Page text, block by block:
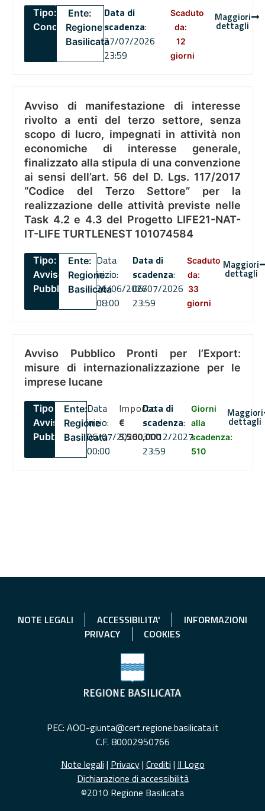
Tipo:
Concorsi
Ente:
Regione
Basilicata
Data di
scadenza:
27/07/2026
23:59
Scaduto
da:
12
giorni
Maggiori
dettagli
Avviso di manifestazione di interesse
rivolto a enti del terzo settore, senza
scopo di lucro, impegnati in attività non
economiche di interesse generale,
finalizzato alla stipula di una convenzione
ai sensi dell’art. 56 del D. Lgs. 117/2017
“Codice del Terzo Settore” per la
realizzazione delle attività previste nelle
Task 4.2 e 4.3 del Progetto LIFE21-NAT-
IT-LIFE TURTLENEST 101074584
Tipo:
Avviso
Pubblico
Ente:
Regione
Basilicata
Data
inizio:
26/06/2026
08:00
Data di
scadenza:
06/07/2026
23:59
Scaduto
da:
33
giorni
Maggiori
dettagli
Avviso Pubblico Pronti per l’Export:
misure di internazionalizzazione per le
imprese lucane
Tipo:
Avviso
Pubblico
Ente:
Regione
Basilicata
Data
inizio:
06/07/2026
00:00
Importo
€
5,500,000
Data di
scadenza:
31/12/2027
23:59
Giorni
alla
scadenza:
510
Maggiori
dettagli
NOTE LEGALI ACCESSIBILITA'
INFORMAZIONI
PRIVACY
COOKIES
PEC: AOO-giunta@cert.regione.basilicata.it
C.F. 80002950766
Note legali | Privacy| Crediti | Il Logo
Dichiarazione di accessibilità
©2010 Regione Basilicata